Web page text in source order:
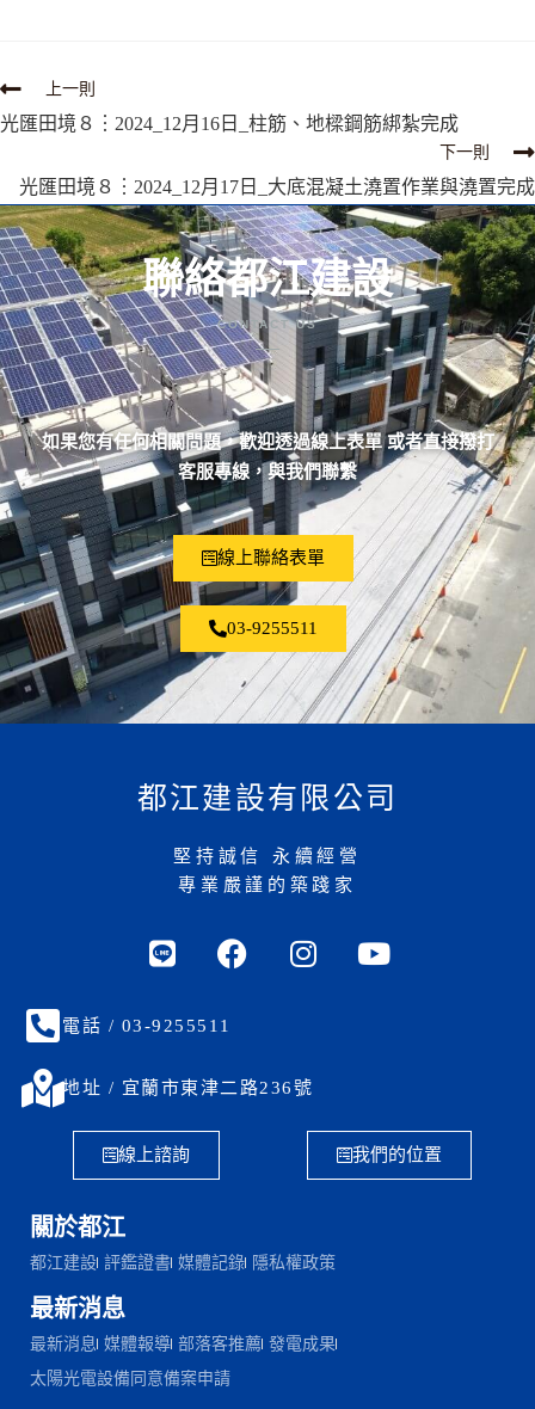
上一則
光匯田境８︙2024_12月16日_柱筋、地樑鋼筋綁紮完成
下一則
光匯田境８︙2024_12月17日_大底混凝土澆置作業與澆置完成
聯絡都江建設
CONTACT US
如果您有任何相關問題，歡迎透過線上表單 或者直接撥打
客服專線，與我們聯繫
線上聯絡表單
03-9255511
都江建設有限公司
堅持誠信 永續經營
專業嚴謹的築踐家
電話 / 03-9255511
地址 / 宜蘭市東津二路236號
線上諮詢 我們的位置
關於都江
都江建設 評鑑證書 媒體記錄 隱私權政策
最新消息
最新消息 媒體報導 部落客推薦 發電成果
太陽光電設備同意備案申請